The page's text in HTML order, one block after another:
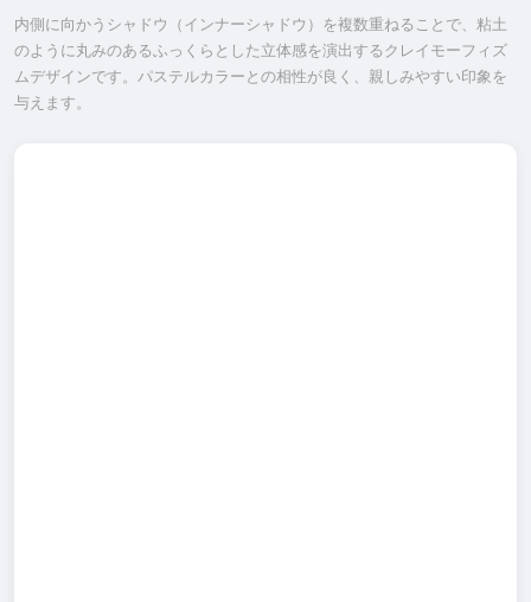
内側に向かうシャドウ（インナーシャドウ）を複数重ねることで、粘土
のように丸みのあるふっくらとした立体感を演出するクレイモーフィズ
ムデザインです。パステルカラーとの相性が良く、親しみやすい印象を
与えます。